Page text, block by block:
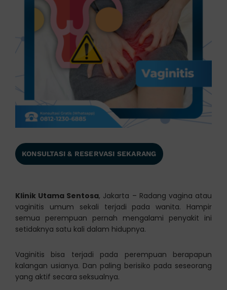
KONSULTASI & RESERVASI SEKARANG
Klinik Utama Sentosa, Jakarta – Radang vagina atau
vaginitis umum sekali terjadi pada wanita. Hampir
semua perempuan pernah mengalami penyakit ini
setidaknya satu kali dalam hidupnya.
Vaginitis bisa terjadi pada perempuan berapapun
kalangan usianya. Dan paling berisiko pada seseorang
yang aktif secara seksualnya.